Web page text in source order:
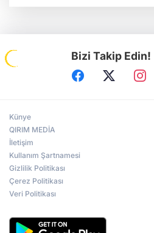
Bizi Takip Edin!
Künye
QIRIM MEDİA
İletişim
Kullanım Şartnamesi
Gizlilik Politikası
Çerez Politikası
Veri Politikası